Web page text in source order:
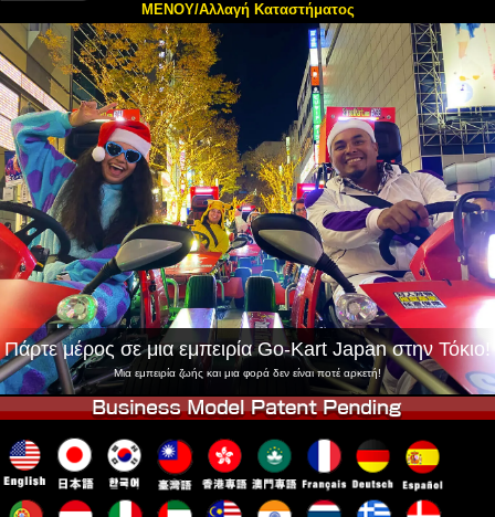
ΜΕΝΟΥ/Αλλαγή Καταστήματος
ΚΥΡΙΩΣ
Σχετικά Προδιαγραφές Τιμές
Πρόσβαση Αναφορές Συχνές Ερωτήσεις
Εταιρεία Κράτηση
Αλλαγή Καταστήματος
Τόκιο Σινάγαουα #1 Τόκιο Ακίχαμπαρα #1
Τόκιο Ακίχαμπαρα #2 Τόκιο Σιμπούγια
Τόκιο Σιμπούγια Annex Τόκιο Κόλπος
Τόκιο Ασακούσα Οσάκα
Οκινάουα
Πάρτε μέρος σε μια εμπειρία Go-Kart Japan στην Τόκιο!
Μια εμπειρία ζωής και μια φορά δεν είναι ποτέ αρκετή!